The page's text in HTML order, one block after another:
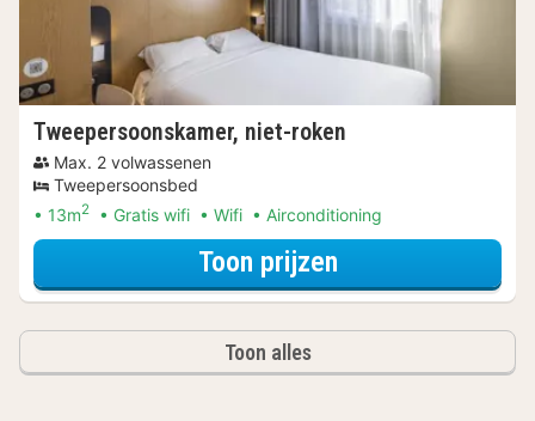
Tweepersoonskamer, niet-roken
Max. 2 volwassenen
Tweepersoonsbed
13m2 Gratis wifi Wifi Airconditioning
Toon prijzenvoor Beleef de
Toon alles